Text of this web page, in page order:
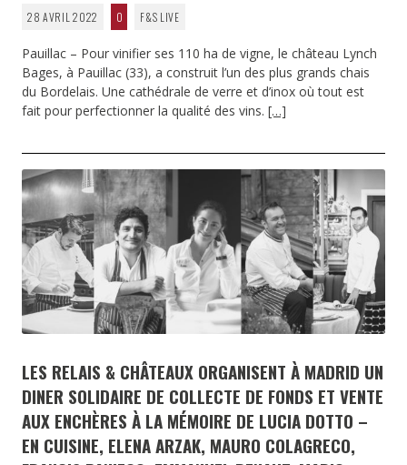
28 AVRIL 2022 0 F&S LIVE
Pauillac – Pour vinifier ses 110 ha de vigne, le château Lynch
Bages, à Pauillac (33), a construit l’un des plus grands chais
du Bordelais. Une cathédrale de verre et d’inox où tout est
fait pour perfectionner la qualité des vins. […]
LES RELAIS & CHÂTEAUX ORGANISENT À MADRID UN
DINER SOLIDAIRE DE COLLECTE DE FONDS ET VENTE
AUX ENCHÈRES À LA MÉMOIRE DE LUCIA DOTTO –
EN CUISINE, ELENA ARZAK, MAURO COLAGRECO,